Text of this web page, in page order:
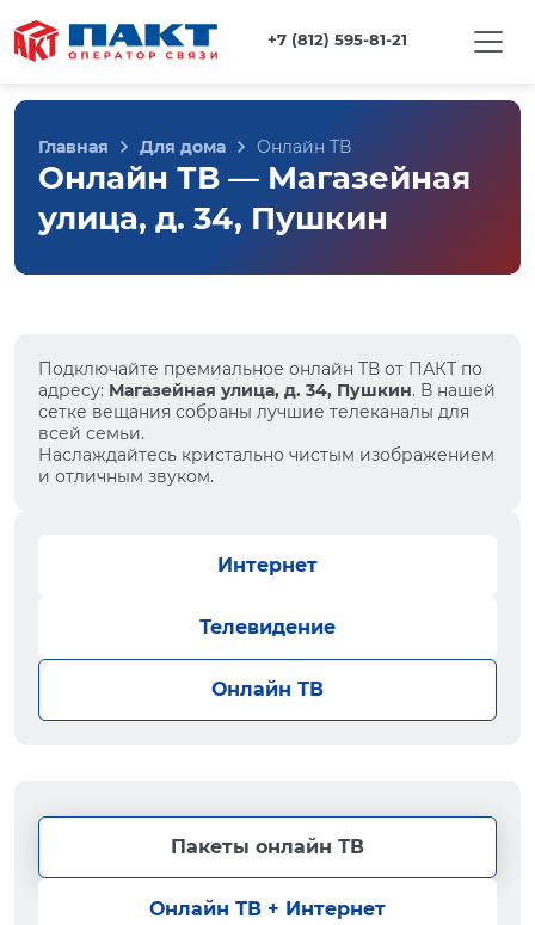
+7 (812) 595-81-21
Главная Для дома Онлайн ТВ
Онлайн ТВ — Магазейная
улица, д. 34, Пушкин
Подключайте премиальное онлайн ТВ от ПАКТ по
адресу: Магазейная улица, д. 34, Пушкин. В нашей
сетке вещания собраны лучшие телеканалы для
всей семьи.
Наслаждайтесь кристально чистым изображением
и отличным звуком.
Интернет
Телевидение
Онлайн ТВ
Пакеты онлайн ТВ
Онлайн ТВ + Интернет